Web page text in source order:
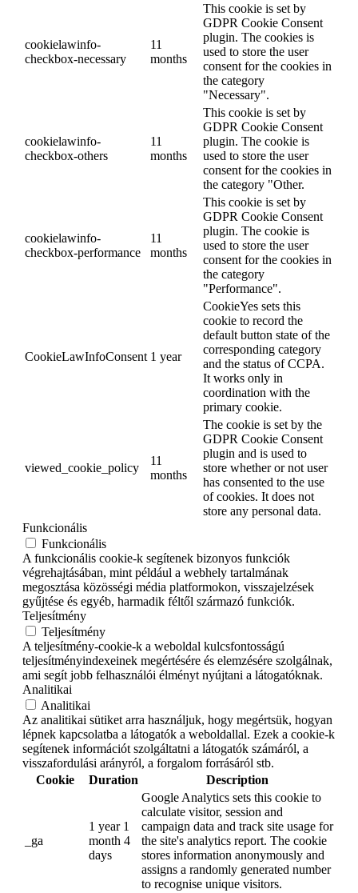
cookielawinfo-
checkbox-necessary
11
months
This cookie is set by
GDPR Cookie Consent
plugin. The cookies is
used to store the user
consent for the cookies in
the category
"Necessary".
cookielawinfo-
checkbox-others
11
months
This cookie is set by
GDPR Cookie Consent
plugin. The cookie is
used to store the user
consent for the cookies in
the category "Other.
cookielawinfo-
checkbox-performance
11
months
This cookie is set by
GDPR Cookie Consent
plugin. The cookie is
used to store the user
consent for the cookies in
the category
"Performance".
CookieLawInfoConsent 1 year
CookieYes sets this
cookie to record the
default button state of the
corresponding category
and the status of CCPA.
It works only in
coordination with the
primary cookie.
viewed_cookie_policy
11
months
The cookie is set by the
GDPR Cookie Consent
plugin and is used to
store whether or not user
has consented to the use
of cookies. It does not
store any personal data.
Funkcionális
Funkcionális
A funkcionális cookie-k segítenek bizonyos funkciók
végrehajtásában, mint például a webhely tartalmának
megosztása közösségi média platformokon, visszajelzések
gyűjtése és egyéb, harmadik féltől származó funkciók.
Teljesítmény
Teljesítmény
A teljesítmény-cookie-k a weboldal kulcsfontosságú
teljesítményindexeinek megértésére és elemzésére szolgálnak,
ami segít jobb felhasználói élményt nyújtani a látogatóknak.
Analitikai
Analitikai
Az analitikai sütiket arra használjuk, hogy megértsük, hogyan
lépnek kapcsolatba a látogatók a weboldallal. Ezek a cookie-k
segítenek információt szolgáltatni a látogatók számáról, a
visszafordulási arányról, a forgalom forrásáról stb.
Cookie
Duration Description
_ga
1 year 1
month 4
days
Google Analytics sets this cookie to
calculate visitor, session and
campaign data and track site usage for
the site's analytics report. The cookie
stores information anonymously and
assigns a randomly generated number
to recognise unique visitors.